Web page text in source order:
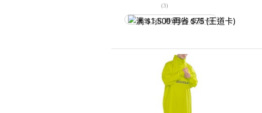
(3)
满 $1,500 再省 $75 (王道卡)